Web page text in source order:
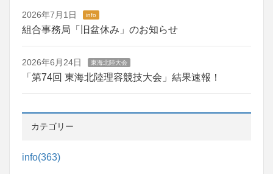
2026年7月1日 info
組合事務局「旧盆休み」のお知らせ
2026年6月24日 東海北陸大会
「第74回 東海北陸理容競技大会」結果速報！
カテゴリー
info(363)